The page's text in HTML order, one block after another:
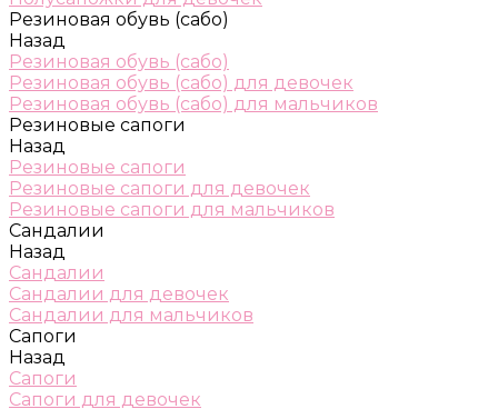
Резиновая обувь (сабо)
Назад
Резиновая обувь (сабо)
Резиновая обувь (сабо) для девочек
Резиновая обувь (сабо) для мальчиков
Резиновые сапоги
Назад
Резиновые сапоги
Резиновые сапоги для девочек
Резиновые сапоги для мальчиков
Сандалии
Назад
Сандалии
Сандалии для девочек
Сандалии для мальчиков
Сапоги
Назад
Сапоги
Сапоги для девочек